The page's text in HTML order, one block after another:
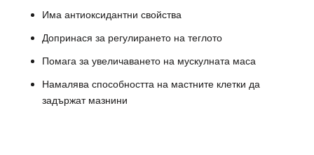
Има антиоксидантни свойства
Допринася за регулирането на теглото
Помага за увеличаването на мускулната маса
Намалява способността на мастните клетки да
задържат мазнини